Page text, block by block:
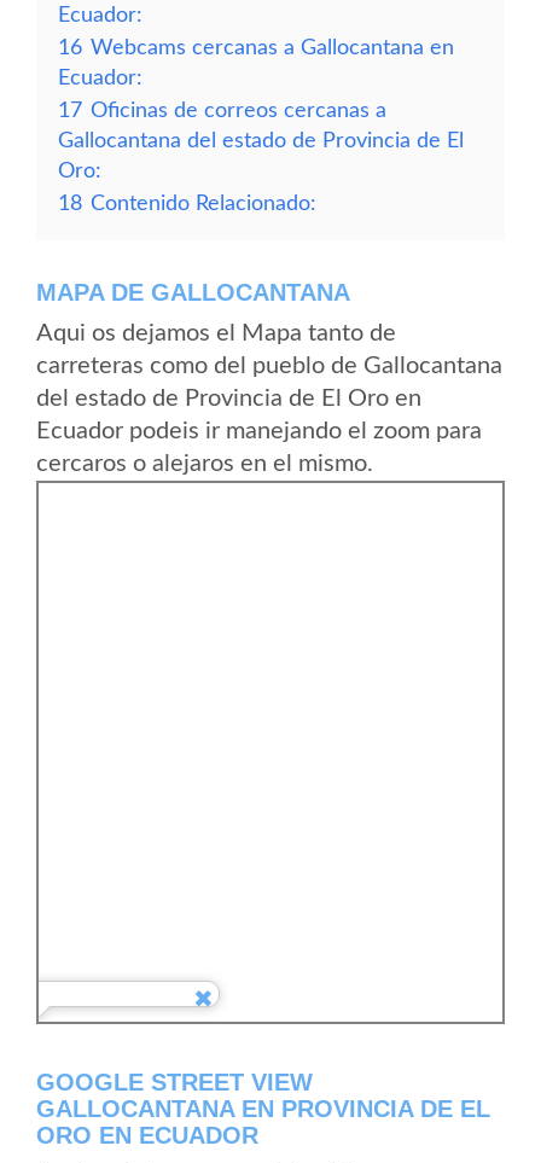
Ecuador:
16 Webcams cercanas a Gallocantana en
Ecuador:
17 Oficinas de correos cercanas a
Gallocantana del estado de Provincia de El
Oro:
18 Contenido Relacionado:
MAPA DE GALLOCANTANA
Aqui os dejamos el Mapa tanto de
carreteras como del pueblo de Gallocantana
del estado de Provincia de El Oro en
Ecuador podeis ir manejando el zoom para
cercaros o alejaros en el mismo.
GOOGLE STREET VIEW
GALLOCANTANA EN PROVINCIA DE EL
ORO EN ECUADOR